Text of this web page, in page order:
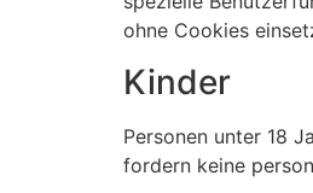
ohne Cookies
Kinder
Personen unter 18
fordern keine